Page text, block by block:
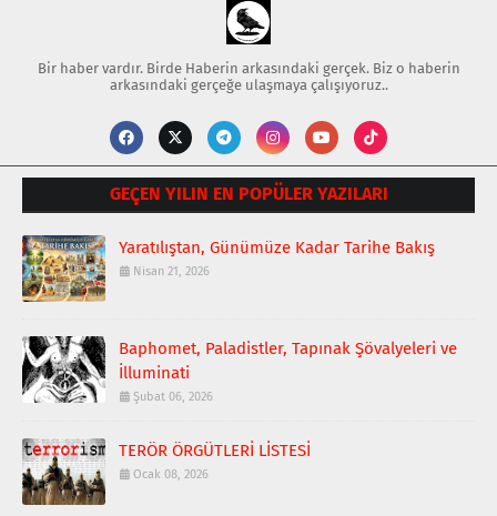
Bir haber vardır. Birde Haberin arkasındaki gerçek. Biz o haberin
arkasındaki gerçeğe ulaşmaya çalışıyoruz..
GEÇEN YILIN EN POPÜLER YAZILARI
Yaratılıştan, Günümüze Kadar Tarihe Bakış
Nisan 21, 2026
Baphomet, Paladistler, Tapınak Şövalyeleri ve
İlluminati
Şubat 06, 2026
TERÖR ÖRGÜTLERİ LİSTESİ
Ocak 08, 2026